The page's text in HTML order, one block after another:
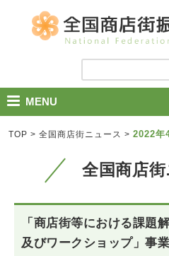
MENU
TOP >全国商店街ニュース >2022年
全国商店
「商店街等における課題
及びワークショップ」事